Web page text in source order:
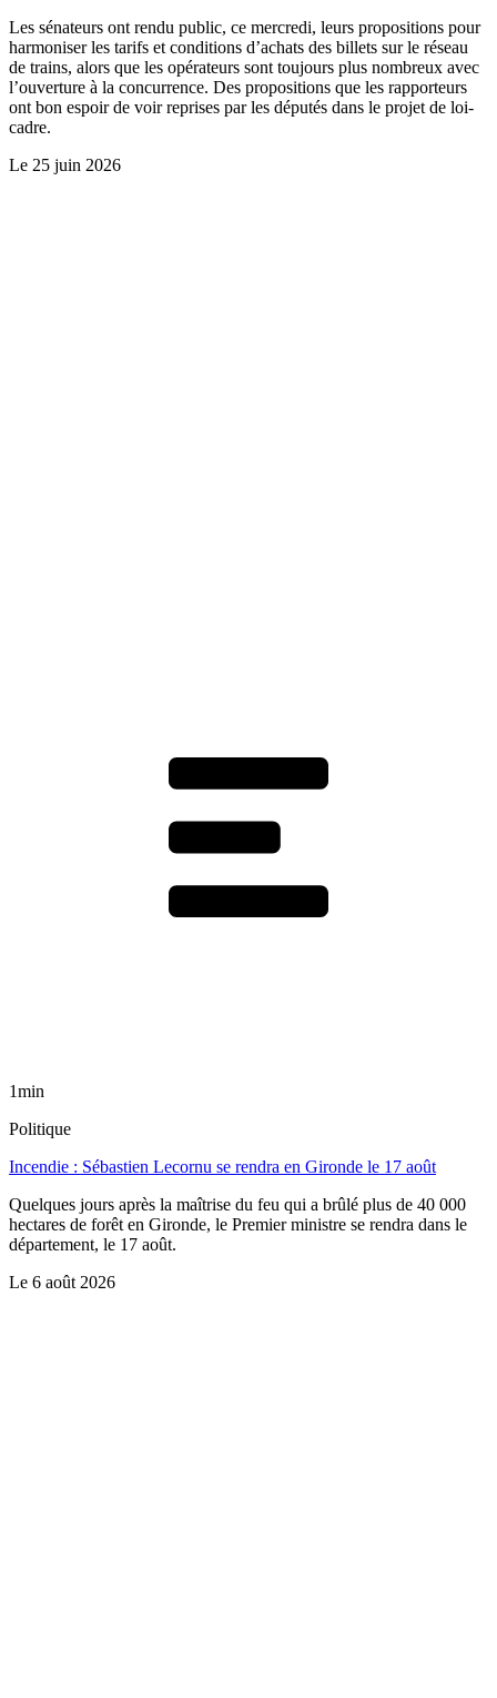
Les sénateurs ont rendu public, ce mercredi, leurs propositions pour
harmoniser les tarifs et conditions d’achats des billets sur le réseau
de trains, alors que les opérateurs sont toujours plus nombreux avec
l’ouverture à la concurrence. Des propositions que les rapporteurs
ont bon espoir de voir reprises par les députés dans le projet de loi-
cadre.
Le 25 juin 2026
1min
Politique
Incendie : Sébastien Lecornu se rendra en Gironde le 17 août
Quelques jours après la maîtrise du feu qui a brûlé plus de 40 000
hectares de forêt en Gironde, le Premier ministre se rendra dans le
département, le 17 août.
Le 6 août 2026